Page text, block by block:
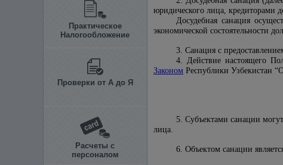
Практическое
Налогообложение
Проверки от А до Я
Расчеты с
персоналом
юридического лица, кредиторами
Досудебная санация
экономической состоятельности
3. Санация с
4. Действие настоящего
Законом Республики Узбекистан
5. Субъектами санации
лица.
6. Объектом санации